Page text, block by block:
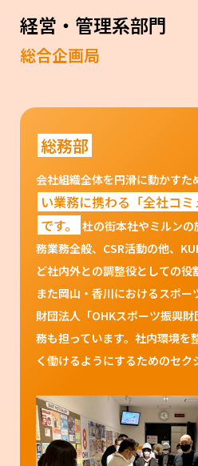
経営・管理系部門
総合企画局
総務部
会社組織全体を円滑に動かすた
い業務に携わる「全社コミ
です。
杜の街本社やミルン
務業務全般、CSR活動の他、
ど社内外との調整役としての役
また岡山・香川におけるスポ
財団法人「OHKスポーツ振興
務も担っています。社内環境を
く働けるようにするためのセク